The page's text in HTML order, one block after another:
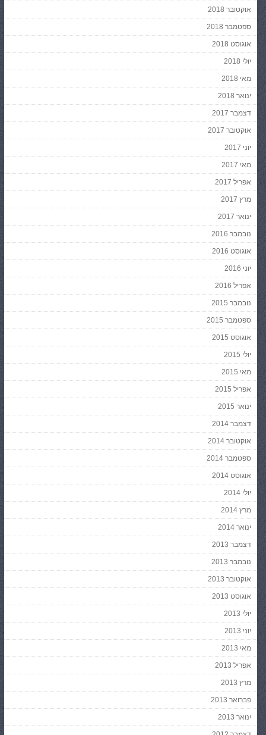
אוקטובר 2018
ספטמבר 2018
אוגוסט 2018
יולי 2018
מאי 2018
ינואר 2018
דצמבר 2017
אוקטובר 2017
יוני 2017
מאי 2017
אפריל 2017
מרץ 2017
ינואר 2017
נובמבר 2016
אוגוסט 2016
יוני 2016
אפריל 2016
נובמבר 2015
ספטמבר 2015
אוגוסט 2015
יולי 2015
מאי 2015
אפריל 2015
ינואר 2015
דצמבר 2014
אוקטובר 2014
ספטמבר 2014
אוגוסט 2014
יולי 2014
מרץ 2014
ינואר 2014
דצמבר 2013
נובמבר 2013
אוקטובר 2013
אוגוסט 2013
יולי 2013
יוני 2013
מאי 2013
אפריל 2013
מרץ 2013
פברואר 2013
ינואר 2013